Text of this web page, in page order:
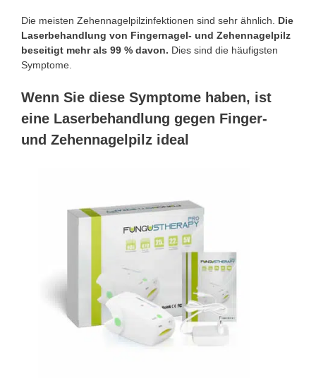
Die meisten Zehennagelpilzinfektionen sind sehr ähnlich. Die
Laserbehandlung von Fingernagel- und Zehennagelpilz
beseitigt mehr als 99 % davon. Dies sind die häufigsten
Symptome.
Wenn Sie diese Symptome haben, ist
eine Laserbehandlung gegen Finger-
und Zehennagelpilz ideal